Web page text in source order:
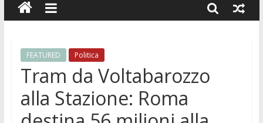
Padova parte dall’infiammazione intestinale
FEATURED Politica
Tram da Voltabarozzo
alla Stazione: Roma